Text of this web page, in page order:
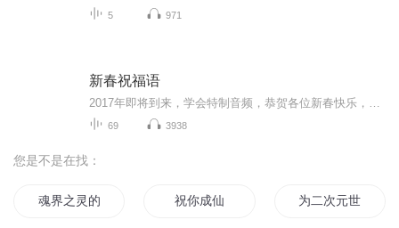
5 971
新春祝福语
69 3938
您是不是在找：
魂界之灵的祝福 祝你成仙 为二次元世界献